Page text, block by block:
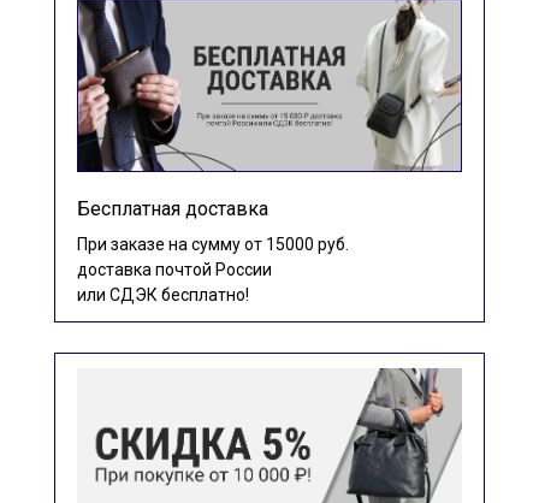
Бесплатная доставка
При заказе на сумму от 15000 руб.
доставка почтой России
или СДЭК бесплатно!